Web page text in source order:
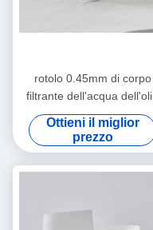
rotolo 0.45mm di corpo
filtrante dell'acqua dell'olio
da tavola 270g 300mm x
300mm
Ottieni il miglior
prezzo